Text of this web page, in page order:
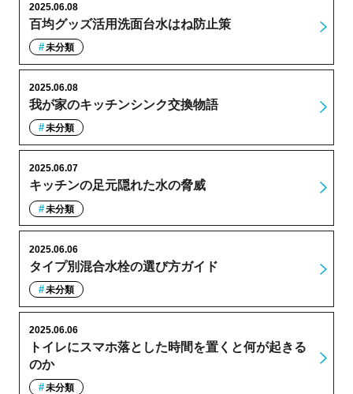
百均グッズ活用洗面台水はね防止策
2025.06.08
未分類
我が家のキッチンシンク交換物語
2025.06.08
未分類
キッチンの足元隠れた水の脅威
2025.06.07
未分類
タイプ別混合水栓の選び方ガイド
2025.06.06
未分類
トイレにスマホ落とした時間を置くと何が起きる
のか
2025.06.06
未分類